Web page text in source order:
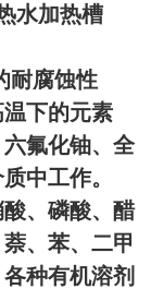
水加热槽
耐腐蚀性
下的元素
氟化铀、全
中工作。
、磷酸、醋
、苯、二甲
种有机溶剂